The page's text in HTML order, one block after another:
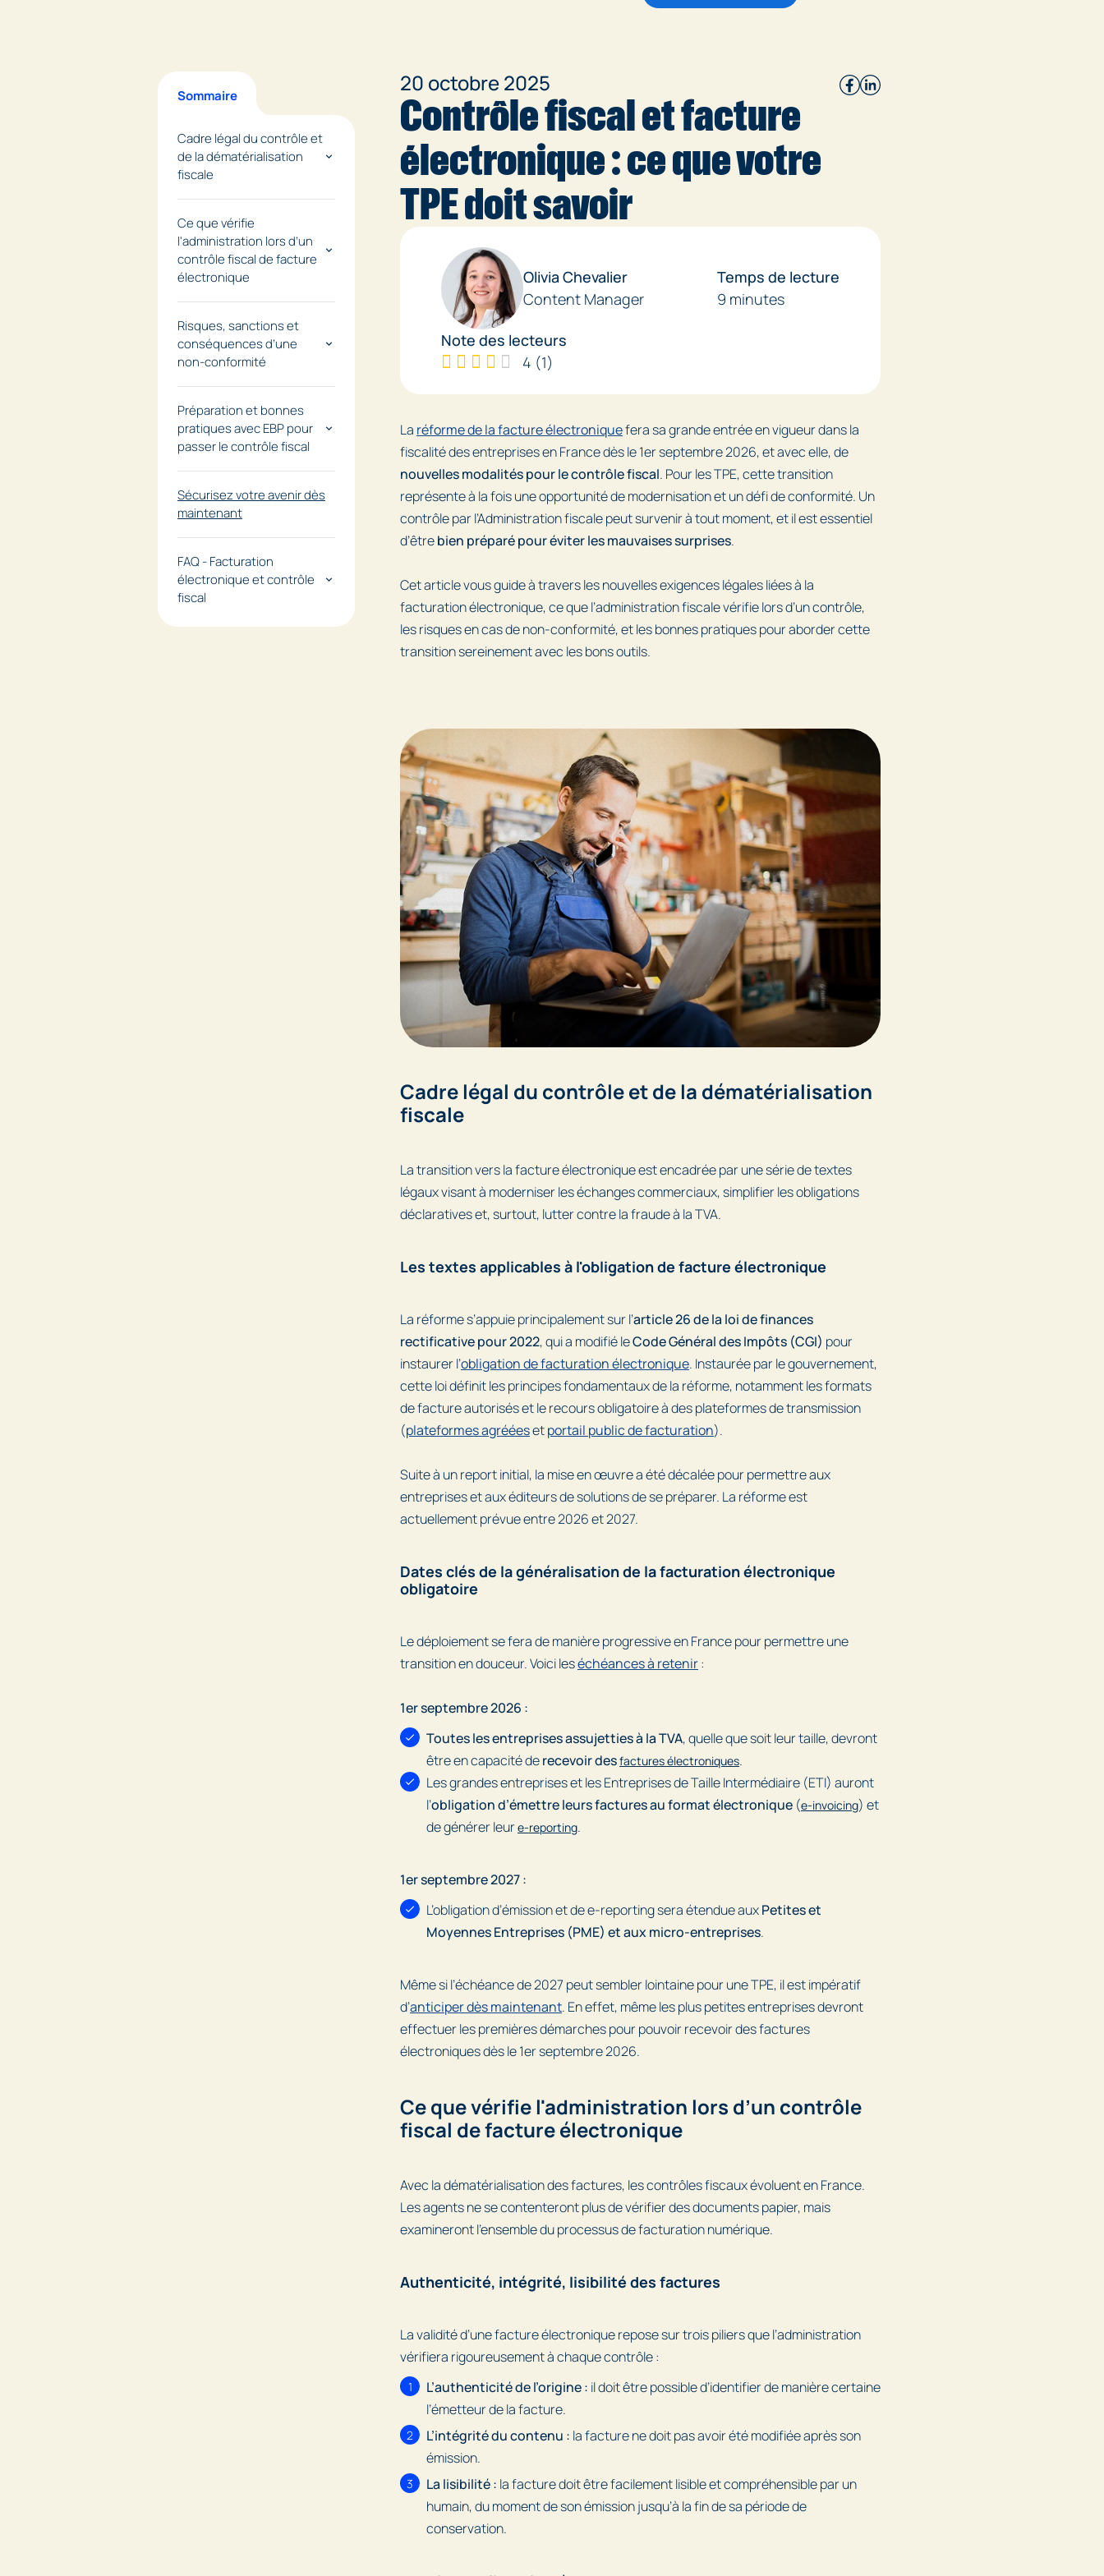
Sommaire
Cadre légal du contrôle et
de la dématérialisation
fiscale
Ce que vérifie
l'administration lors d’un
contrôle fiscal de facture
électronique
Risques, sanctions et
conséquences d’une
non-conformité
Préparation et bonnes
pratiques avec EBP pour
passer le contrôle fiscal
Sécurisez votre avenir dès
maintenant
FAQ - Facturation
électronique et contrôle
fiscal
20 octobre 2025
Contrôle fiscal et facture
électronique : ce que votre
TPE doit savoir
Olivia Chevalier
Content Manager
Temps de lecture
9 minutes
Note des lecteurs
4 (1)
La réforme de la facture électroniquefera sa grande entrée en vigueur dans la
fiscalité des entreprises en France dès le 1er septembre 2026, et avec elle, de
nouvelles modalités pour le contrôle fiscal. Pour les TPE, cette transition
représente à la fois une opportunité de modernisation et un défi de conformité. Un
contrôle par l’Administration fiscale peut survenir à tout moment, et il est essentiel
d’êtrebien préparé pour éviter les mauvaises surprises.
Cet article vous guide à travers les nouvelles exigences légales liées à la
facturation électronique, ce que l’administration fiscale vérifie lors d’un contrôle,
les risques en cas de non-conformité, et les bonnes pratiques pour aborder cette
transition sereinement avec les bons outils.
Cadre légal du contrôle et de la dématérialisation
fiscale
La transition vers la facture électronique est encadrée par une série de textes
légaux visant à moderniser les échanges commerciaux, simplifier les obligations
déclaratives et, surtout, lutter contre la fraude à la TVA.
Les textes applicables à l'obligation de facture électronique
La réforme s’appuie principalement sur l’article 26 de la loi de finances
rectificative pour 2022, qui a modifié leCode Général des Impôts (CGI) pour
instaurer l’obligation de facturation électronique. Instaurée par le gouvernement,
cette loi définit les principes fondamentaux de la réforme, notamment les formats
de facture autorisés et le recours obligatoire à des plateformes de transmission
(plateformes agrééesetportail public de facturation).
Suite à un report initial, la mise en œuvre a été décalée pour permettre aux
entreprises et aux éditeurs de solutions de se préparer. La réforme est
actuellement prévue entre 2026 et 2027.
Dates clés de la généralisation de la facturation électronique
obligatoire
Le déploiement se fera de manière progressive en France pour permettre une
transition en douceur. Voici leséchéances à retenir:
1er septembre 2026 :
Toutes les entreprises assujetties à la TVA, quelle que soit leur taille, devront
être en capacité derecevoir desfactures électroniques.
Les grandes entreprises et les Entreprises de Taille Intermédiaire (ETI) auront
l’obligation d’émettre leurs factures au format électronique (e-invoicing) et
de générer leure-reporting.
1er septembre 2027 :
L’obligation d’émission et de e-reporting sera étendue auxPetites et
Moyennes Entreprises (PME) et aux micro-entreprises.
Même si l’échéance de 2027 peut sembler lointaine pour une TPE, il est impératif
d’anticiper dès maintenant. En effet, même les plus petites entreprises devront
effectuer les premières démarches pour pouvoir recevoir des factures
électroniques dès le 1er septembre 2026.
Ce que vérifie l'administration lors d’un contrôle
fiscal de facture électronique
Avec la dématérialisation des factures, les contrôles fiscaux évoluent en France.
Les agents ne se contenteront plus de vérifier des documents papier, mais
examineront l’ensemble du processus de facturation numérique.
Authenticité, intégrité, lisibilité des factures
La validité d’une facture électronique repose sur trois piliers que l’administration
vérifiera rigoureusement à chaque contrôle :
L’authenticité de l’origine : il doit être possible d’identifier de manière certaine
l’émetteur de la facture.
L’intégrité du contenu : la facture ne doit pas avoir été modifiée après son
émission.
La lisibilité : la facture doit être facilement lisible et compréhensible par un
humain, du moment de son émission jusqu’à la fin de sa période de
conservation.